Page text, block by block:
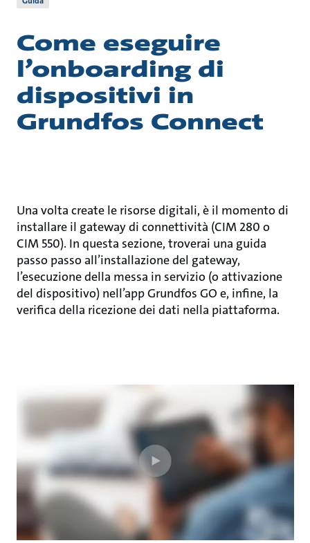
Come eseguire
l’onboarding di
dispositivi in
Grundfos Connect
Una volta create le risorse digitali, è il momento di
installare il gateway di connettività (CIM 280 o
CIM 550). In questa sezione, troverai una guida
passo passo all’installazione del gateway,
l’esecuzione della messa in servizio (o attivazione
del dispositivo) nell’app Grundfos GO e, infine, la
verifica della ricezione dei dati nella piattaforma.